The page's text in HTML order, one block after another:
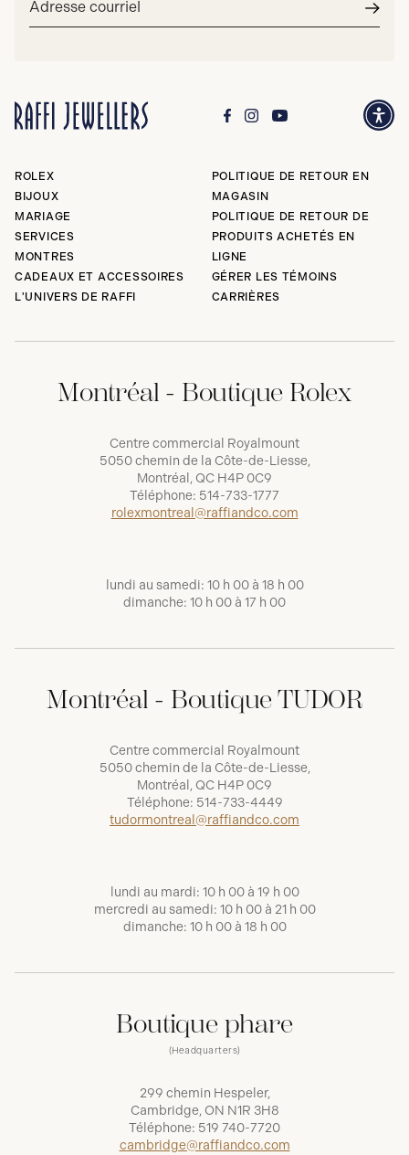
ROLEX
BIJOUX
MARIAGE
SERVICES
MONTRES
CADEAUX ET ACCESSOIRES
L'UNIVERS DE RAFFI
POLITIQUE DE RETOUR EN
MAGASIN
POLITIQUE DE RETOUR DE
PRODUITS ACHETÉS EN
LIGNE
GÉRER LES TÉMOINS
CARRIÈRES
Montréal - Boutique Rolex
Centre commercial Royalmount
5050 chemin de la Côte-de-Liesse,
Montréal, QC H4P 0C9
Téléphone: 514-733-1777
rolexmontreal@raffiandco.com
lundi au samedi: 10 h 00 à 18 h 00
dimanche: 10 h 00 à 17 h 00
Montréal - Boutique TUDOR
Centre commercial Royalmount
5050 chemin de la Côte-de-Liesse,
Montréal, QC H4P 0C9
Téléphone: 514-733-4449
tudormontreal@raffiandco.com
lundi au mardi: 10 h 00 à 19 h 00
mercredi au samedi: 10 h 00 à 21 h 00
dimanche: 10 h 00 à 18 h 00
Boutique phare
(Headquarters)
299 chemin Hespeler,
Cambridge, ON N1R 3H8
Téléphone: 519 740-7720
cambridge@raffiandco.com